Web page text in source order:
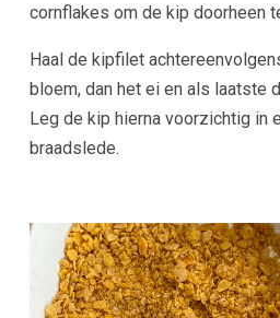
cornflakes om de kip doorheen
Haal de kipfilet
bloem, dan het ei en als laatste
Leg de kip hierna voorzichtig in
braadslede.